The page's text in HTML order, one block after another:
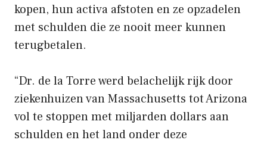
kopen, hun activa afstoten en ze opzadelen
met schulden die ze nooit meer kunnen
terugbetalen.
“Dr. de la Torre werd belachelijk rijk door
ziekenhuizen van Massachusetts tot Arizona
vol te stoppen met miljarden dollars aan
schulden en het land onder deze